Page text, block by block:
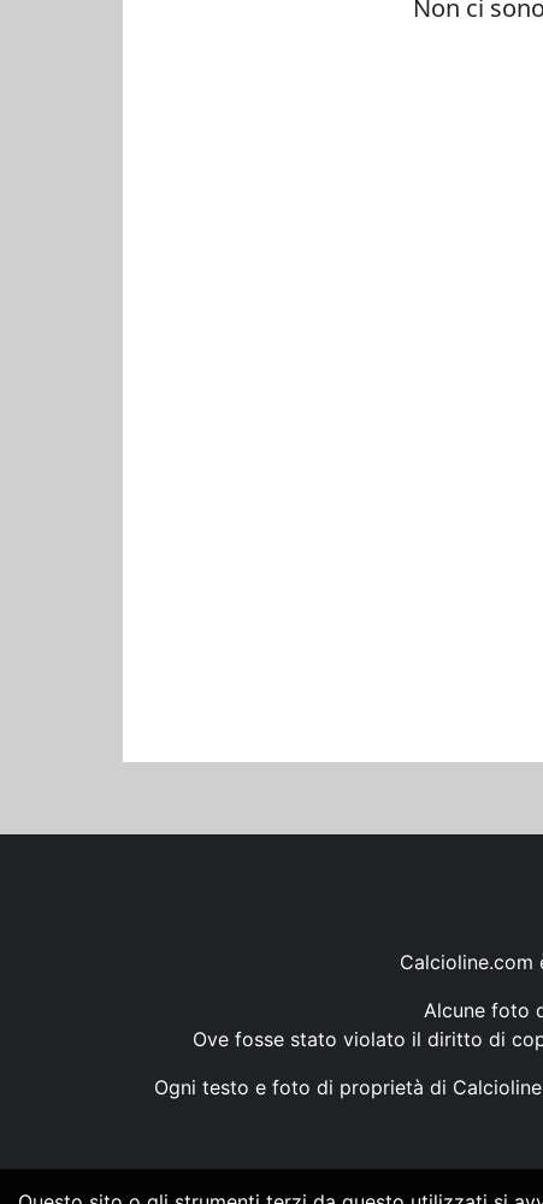
Calcioline.com
Alcune foto
Ove fosse stato violato il diritto di
Ogni testo e foto di proprietà di